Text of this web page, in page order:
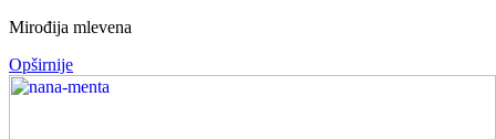
Mirođija mlevena
Opširnije